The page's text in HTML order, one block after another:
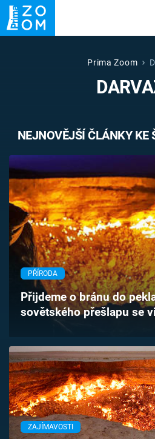
UFO
VETŘELCI DÁVNOVĚKU
Témata
Témata
Pořady
TV Program
Časopis
Sledujte prima+
Přihlášení
Sledujte nás
Prima Zoom
NEJNOVĚJŠÍ ČLÁNKY KE
PŘÍRODA
Přijdeme o bránu do
sovětského přešlapu se
ZAJÍMAVOSTI